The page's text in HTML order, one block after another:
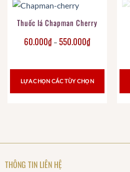
Thuốc lá Chapman Cherry
60.000₫ – 550.000₫
LỰA CHỌN CÁC TÙY CHỌN
THÔNG TIN LIÊN HỆ